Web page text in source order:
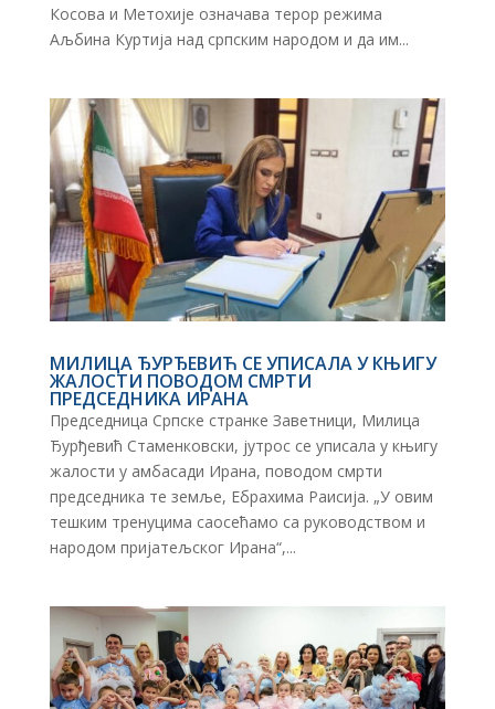
Косова и Метохије означава терор режима
Аљбина Куртија над српским народом и да им...
МИЛИЦА ЂУРЂЕВИЋ СЕ УПИСАЛА У КЊИГУ
ЖАЛОСТИ ПОВОДОМ СМРТИ
ПРЕДСЕДНИКА ИРАНА
Председница Српске странке Заветници, Милица
Ђурђевић Стаменковски, јутрос се уписала у књигу
жалости у амбасади Ирана, поводом смрти
председника те земље, Ебрахима Раисија. „У овим
тешким тренуцима саосећамо са руководством и
народом пријатељског Ирана“,...